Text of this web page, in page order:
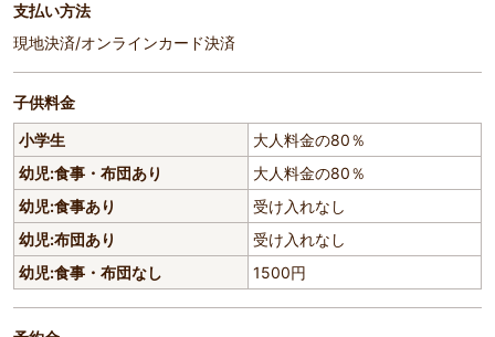
支払い方法
現地決済/オンラインカード決済
子供料金
小学生
大人料金の80％
幼児:食事・布団あり
大人料金の80％
幼児:食事あり
受け入れなし
幼児:布団あり
受け入れなし
幼児:食事・布団なし
1500円